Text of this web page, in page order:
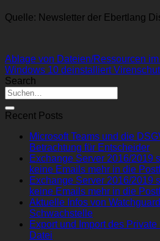
Quelle: Newsletter der Ebertlang
Ablage von Dateien/Ressourcen
Windows 10 deinstalliert
Search
Recent Posts
Microsoft Teams und die
Betrachtung für Entscheider
Exchange Server 2016/2019
keine Emails mehr in die
Exchange Server 2016/2019
keine Emails mehr in die
Aktuelle Infos von
Schwachstelle
Export und Import des
Datei